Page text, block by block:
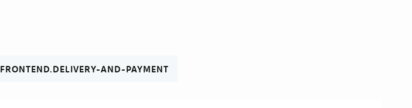
FRONTEND.DELIVERY-AND-PAYMENT